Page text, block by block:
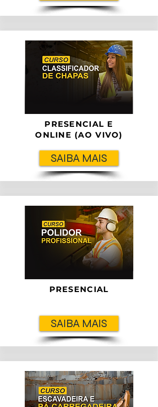
PRESENCIAL E
ONLINE (AO VIVO)
SAIBA MAIS
PRESENCIAL
SAIBA MAIS